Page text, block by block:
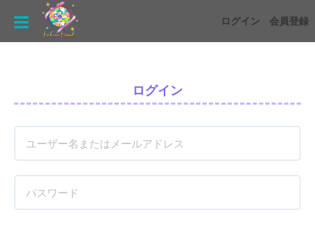
ログイン 会員登録
ログイン